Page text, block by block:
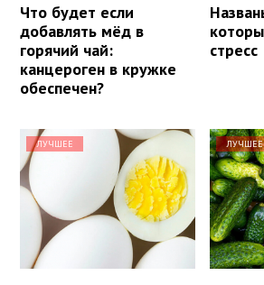
Что будет если
добавлять мёд в
горячий чай:
канцероген в кружке
обеспечен?
стресс
ЛУЧШЕЕ ЛУЧШЕЕ